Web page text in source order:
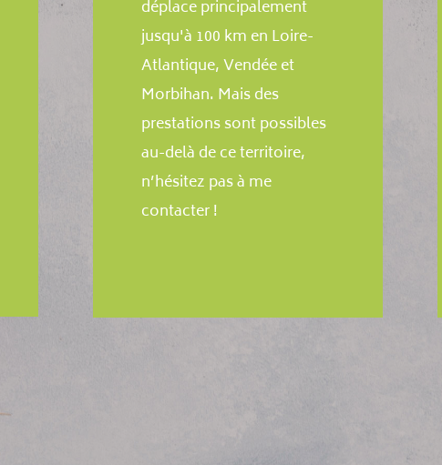
déplace principalement
jusqu'à 100 km en Loire-
Atlantique, Vendée et
Morbihan. Mais des
prestations sont possibles
au-delà de ce territoire,
n’hésitez pas à me
contacter !